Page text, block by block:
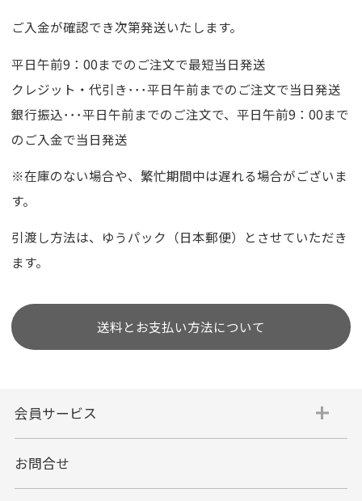
ご入金が確認でき次第発送いたします。
平日午前9：00までのご注文で最短当日発送
クレジット・代引き･･･平日午前までのご注文で当日発送
銀行振込･･･平日午前までのご注文で、平日午前9：00まで
のご入金で当日発送
※在庫のない場合や、繁忙期間中は遅れる場合がございま
す。
引渡し方法は、ゆうパック（日本郵便）とさせていただき
ます。
送料とお支払い方法について
会員サービス
お問合せ